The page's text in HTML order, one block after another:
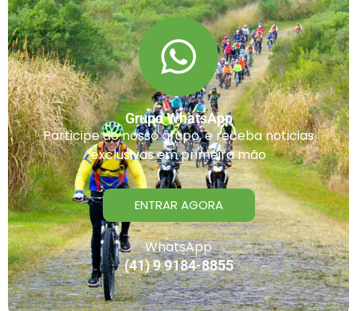
Grupo WhatsApp
Participe do nosso grupo, e receba noticias
exclusivas em primeira mão
ENTRAR AGORA
WhatsApp
(41) 9 9184-8855